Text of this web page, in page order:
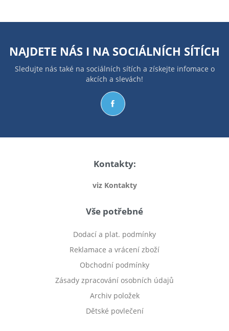
NAJDETE NÁS I NA SOCIÁLNÍCH SÍTÍCH
Sledujte nás také na sociálních sítích a získejte infomace o
akcích a slevách!
Kontakty:
viz Kontakty
Vše potřebné
Dodací a plat. podmínky
Reklamace a vrácení zboží
Obchodní podmínky
Zásady zpracování osobních údajů
Archiv položek
Dětské povlečení